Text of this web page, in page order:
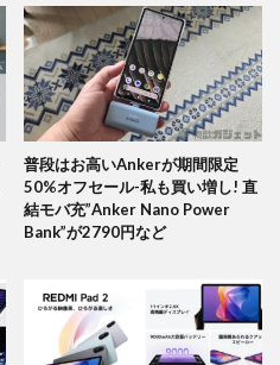
普段はお高いAnkerが期間限定
50%オフセール-私も買い増し! 直
結モバ充”Anker Nano Power
Bank”が2790円など